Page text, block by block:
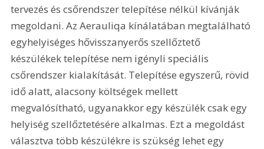
tervezés és csőrendszer telepítése nélkül kívánják
megoldani. Az Aerauliqa kínálatában megtalálható
egyhelyiséges hővisszanyerős szellőztető
készülékek telepítése nem igényli speciális
csőrendszer kialakítását. Telepítése egyszerű, rövid
idő alatt, alacsony költségek mellett
megvalósítható, ugyanakkor egy készülék csak egy
helyiség szellőztetésére alkalmas. Ezt a megoldást
választva több készülékre is szükség lehet egy